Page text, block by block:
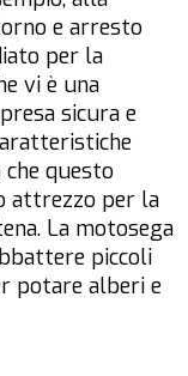
e arresto
per la
vi è una
sicura e
questo
attrezzo per la
La motosega
piccoli
potare alberi e